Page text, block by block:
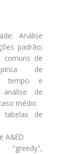
Análise
padrão;
comuns de
de
tempo e
de
médio
tabelas de
A&ED